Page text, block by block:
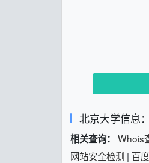
北京大学信息：
相关查询： Whois
网站安全检测 | 百